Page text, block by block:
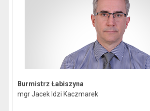
skrzynka podawcza epuap:
Burmistrz Łabiszyna
mgr Jacek Idzi Kaczmarek